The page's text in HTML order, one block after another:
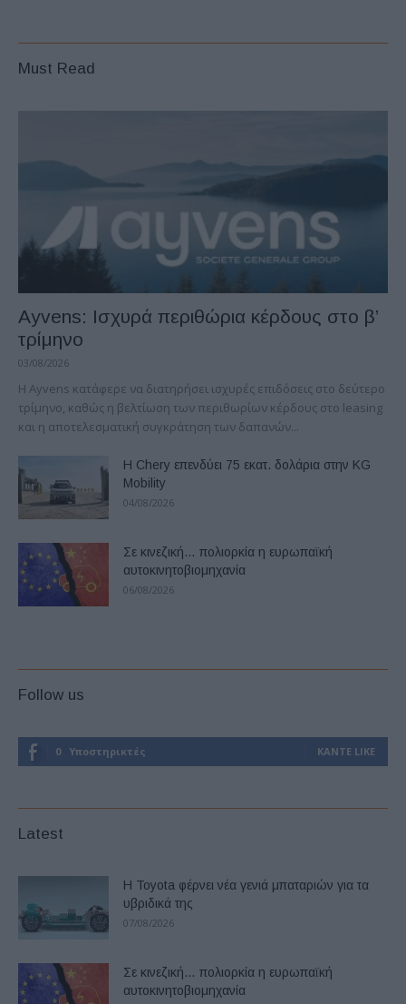
Must Read
Ayvens: Iσχυρά περιθώρια κέρδους στο β’
τρίμηνο
03/08/2026
Η Ayvens κατάφερε να διατηρήσει ισχυρές επιδόσεις στο δεύτερο
τρίμηνο, καθώς η βελτίωση των περιθωρίων κέρδους στο leasing
και η αποτελεσματική συγκράτηση των δαπανών...
Η Chery επενδύει 75 εκατ. δολάρια στην KG
Mobility
04/08/2026
Σε κινεζική… πολιορκία η ευρωπαϊκή
αυτοκινητοβιομηχανία
06/08/2026
Follow us
0 Υποστηρικτές ΚΆΝΤΕ LIKE
Latest
Η Toyota φέρνει νέα γενιά μπαταριών για τα
υβριδικά της
07/08/2026
Σε κινεζική… πολιορκία η ευρωπαϊκή
αυτοκινητοβιομηχανία